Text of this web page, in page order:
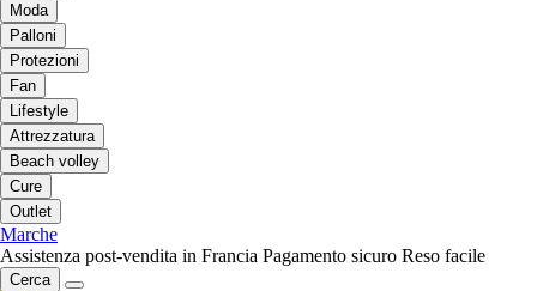
Moda
Palloni
Protezioni
Fan
Lifestyle
Attrezzatura
Beach volley
Cure
Outlet
Marche
Assistenza post-vendita in Francia Pagamento sicuro Reso facile
Cerca